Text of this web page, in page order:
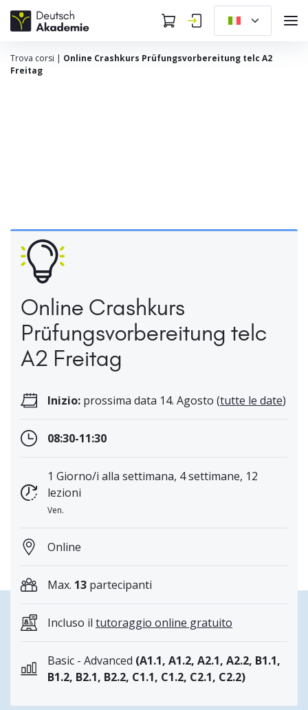
Trova corsi | Online Crashkurs Prüfungsvorbereitung telc A2
Freitag
Online Crashkurs
Prüfungsvorbereitung telc
A2 Freitag
Inizio: prossima data 14. Agosto (tutte le date)
08:30-11:30
1 Giorno/i alla settimana, 4 settimane, 12
lezioni
Ven.
Online
Max. 13 partecipanti
Incluso il tutoraggio online gratuito
Basic - Advanced (A1.1, A1.2, A2.1, A2.2, B1.1,
B1.2, B2.1, B2.2, C1.1, C1.2, C2.1, C2.2)